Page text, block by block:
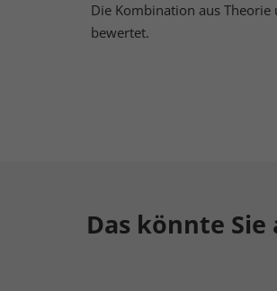
Die Kombination aus
bewertet.
Das könnte